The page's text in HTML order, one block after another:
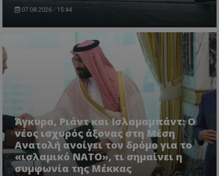
07.08.2026 - 15:44
Άγκυρα, Ριάντ και Ισλαμαμπάντ: Ο
νέος ισχυρός άξονας στη Μέση
Ανατολή ανοίγει τον δρόμο για το
«ισλαμικό ΝΑΤΟ», τι σημαίνει η
συμφωνία της Μέκκας